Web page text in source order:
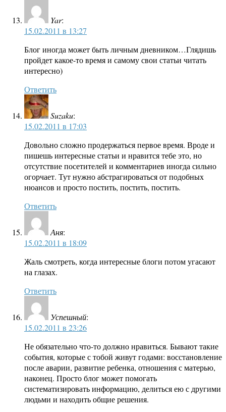
Yar:
15.02.2011 в 13:27
Блог иногда может быть личным дневником…Глядишь
пройдет какое-то время и самому свои статьи читать
интересно)
Ответить
Suzaku:
15.02.2011 в 17:03
Довольно сложно продержаться первое время. Вроде и
пишешь интересные статьи и нравится тебе это, но
отсутствие посетителей и комментариев иногда сильно
огорчает. Тут нужно абстрагироваться от подобных
нюансов и просто постить, постить, постить.
Ответить
Аня:
15.02.2011 в 18:09
Жаль смотреть, когда интересные блоги потом угасают
на глазах.
Ответить
Успешный:
15.02.2011 в 23:26
Не обязательно что-то должно нравиться. Бывают такие
события, которые с тобой живут годами: восстановление
после аварии, развитие ребенка, отношения с матерью,
наконец. Просто блог может помогать
систематизировать информацию, делиться ею с другими
людьми и находить общие решения.